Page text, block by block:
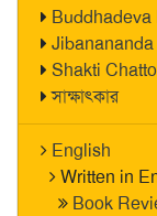
Buddhadeva
Shakti
সাক্ষাৎকার
English
Written in
Book